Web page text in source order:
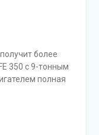
более
350 с 9-тонным
полная